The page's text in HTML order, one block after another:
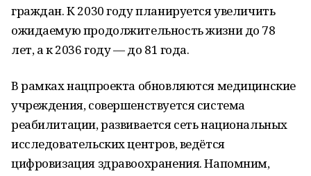
граждан. К 2030 году планируется увеличить
ожидаемую продолжительность жизни до 78
лет, а к 2036 году — до 81 года.
В рамках нацпроекта обновляются медицинские
учреждения, совершенствуется система
реабилитации, развивается сеть национальных
исследовательских центров, ведётся
цифровизация здравоохранения. Напомним,